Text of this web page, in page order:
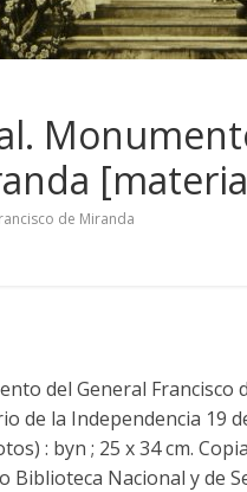
de Miranda
del General
de la Independencia 19
: byn ; 25 x 34 cm.
Nacional y de